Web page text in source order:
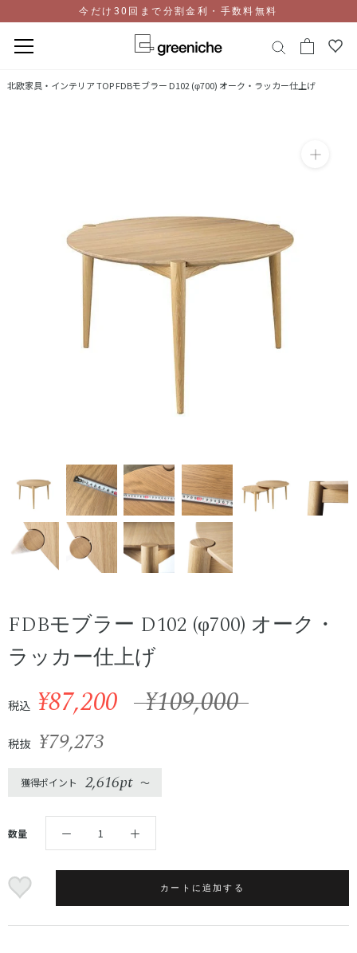
今だけ30回まで分割金利・手数料無料
北欧家具・インテリア TOPFDBモブラー D102 (φ700) オーク・ラッカー仕上げ
FDBモブラー D102 (φ700) オーク・
ラッカー仕上げ
税込 ¥87,200 ¥109,000
税抜 ¥79,273
獲得ポイント 2,616pt 〜
数量
カートに追加する